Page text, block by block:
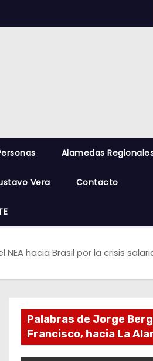
Alamedas
Vera Contacto
hacia Brasil por la crisis
Palabras de Jorge
Francisco, hacia La